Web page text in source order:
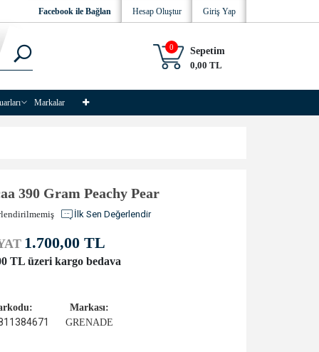
Giriş Yap
Hesap Oluştur
Facebook ile Bağlan
0
Sepetim
0,00 TL
Markalar
390 Gram Peachy Pear
İlk Sen Değerlendir
1.700,00 TL
TL üzeri kargo bedava
Markası:
GRENADE